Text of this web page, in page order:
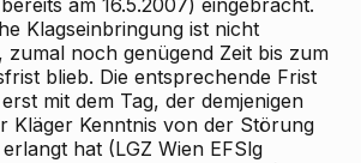
am 16.5.2007) eingebracht.
Klagseinbringung ist nicht
zumal noch genügend Zeit bis zum
blieb. Die entsprechende Frist
mit dem Tag, der demjenigen
Kläger Kenntnis von der Störung
hat (LGZ Wien EFSlg